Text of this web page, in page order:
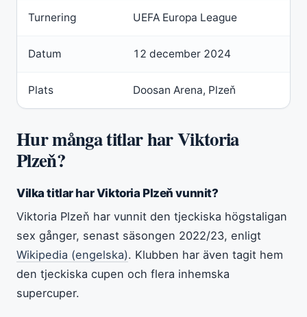
Turnering UEFA Europa League
Datum 12 december 2024
Plats Doosan Arena, Plzeň
Hur många titlar har Viktoria
Plzeň?
Vilka titlar har Viktoria Plzeň vunnit?
Viktoria Plzeň har vunnit den tjeckiska högstaligan
sex gånger, senast säsongen 2022/23, enligt
Wikipedia (engelska). Klubben har även tagit hem
den tjeckiska cupen och flera inhemska
supercuper.